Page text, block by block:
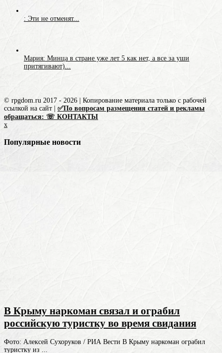
: Эти не отменят...
Мария: Минца в стране уже лет 5 как нет, а все за уши
притягивают)...
© rpgdom.ru 2017 - 2026 | Копирование материала только с рабочей
ссылкой на сайт | ✅По вопросам размещения статей и рекламы
обращаться: ☏ КОНТАКТЫ
x
Популярные новости
В Крыму наркоман связал и ограбил
российскую туристку во время свидания
Фото: Алексей Сухоруков / РИА Вести В Крыму наркоман ограбил
туристку из ...